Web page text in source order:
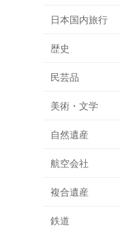
日本国内旅行
歴史
民芸品
美術・文学
自然遺産
航空会社
複合遺産
鉄道